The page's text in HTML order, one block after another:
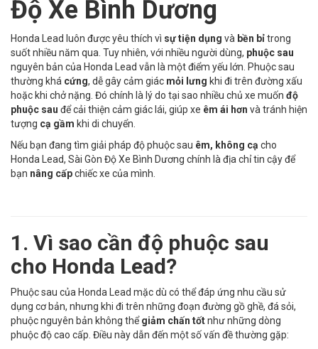
Độ Xe Bình Dương
Honda Lead luôn được yêu thích vì sự tiện dụng và bền bỉtrong
suốt nhiều năm qua. Tuy nhiên, với nhiều người dùng, phuộc sau
nguyên bản của Honda Lead vẫn là một điểm yếu lớn. Phuộc sau
thường khá cứng, dễ gây cảm giác mỏi lưng khi đi trên đường xấu
hoặc khi chở nặng. Đó chính là lý do tại sao nhiều chủ xe muốn độ
phuộc sau để cải thiện cảm giác lái, giúp xe êm ái hơn và tránh hiện
tượng cạ gầm khi di chuyển.
Nếu bạn đang tìm giải pháp độ phuộc sau êm, không cạ cho
Honda Lead, Sài Gòn Độ Xe Bình Dương chính là địa chỉ tin cậy để
bạn nâng cấpchiếc xe của mình.
1. Vì sao cần độ phuộc sau
cho Honda Lead?
Phuộc sau của Honda Lead mặc dù có thể đáp ứng nhu cầu sử
dụng cơ bản, nhưng khi đi trên những đoạn đường gồ ghề, đá sỏi,
phuộc nguyên bản không thểgiảm chấn tốtnhư những dòng
phuộc độ cao cấp. Điều này dẫn đến một số vấn đề thường gặp: